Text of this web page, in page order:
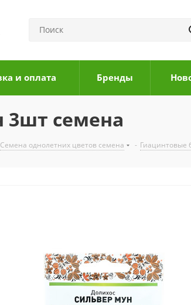
и оплата Бренды
3шт семена
Семена однолетних цветов семена - Гиацинтовые